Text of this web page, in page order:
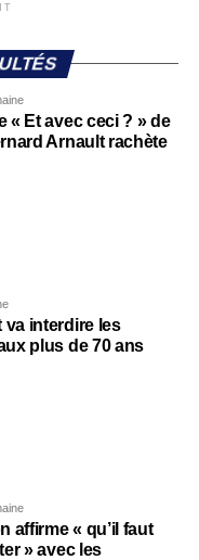
« Et avec ceci ? » de
Arnault rachète
va interdire les
plus de 70 ans
affirme « qu’il faut
» avec les